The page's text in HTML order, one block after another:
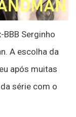
Serginho
A escolha da
após muitas
série com o